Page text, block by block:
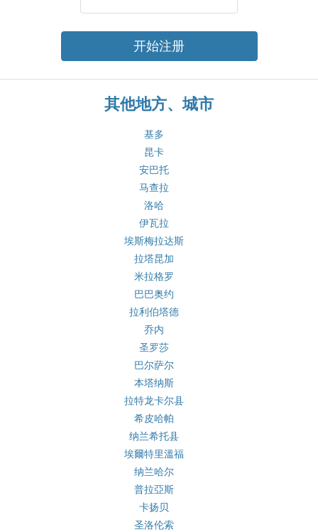
开始注册
其他地方、城市
基多
昆卡
安巴托
马查拉
洛哈
伊瓦拉
埃斯梅拉达斯
拉塔昆加
米拉格罗
巴巴奥约
拉利伯塔德
乔内
圣罗莎
巴尔萨尔
本塔纳斯
拉特龙卡尔县
希皮哈帕
纳兰希托县
埃爾特里溫福
纳兰哈尔
普拉亞斯
卡扬贝
圣洛伦索